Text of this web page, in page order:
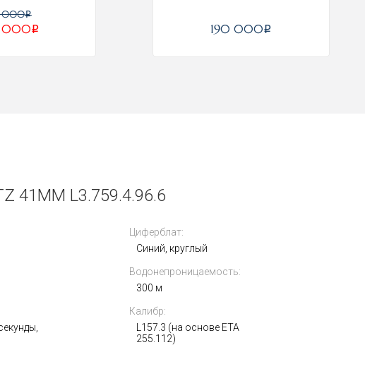
000i
000i 190 000i
41MM L3.759.4.96.6
Циферблат:
Синий, круглый
Водонепроницаемость:
300 м
Калибр:
L157.3 (на основе ETA
255.112)